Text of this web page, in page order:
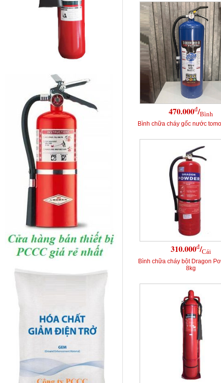
470.000đ/Bình
Bình chữa cháy gốc nước
310.000đ/Cái
Bình chữa cháy bột Dragon
8kg